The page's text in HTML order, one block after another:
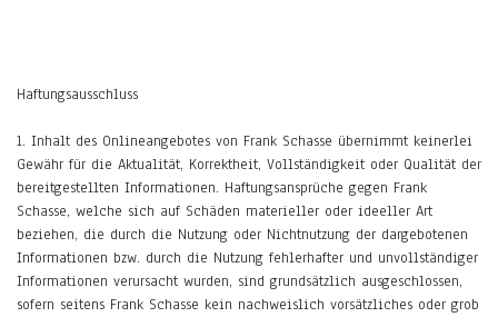
Haftungsausschluss
1. Inhalt des Onlineangebotes von Frank Schasse übernimmt keinerlei
Gewähr für die Aktualität, Korrektheit, Vollständigkeit oder Qualität der
bereitgestellten Informationen. Haftungsansprüche gegen Frank
Schasse, welche sich auf Schäden materieller oder ideeller Art
beziehen, die durch die Nutzung oder Nichtnutzung der dargebotenen
Informationen bzw. durch die Nutzung fehlerhafter und unvollständiger
Informationen verursacht wurden, sind grundsätzlich ausgeschlossen,
sofern seitens Frank Schasse kein nachweislich vorsätzliches oder grob